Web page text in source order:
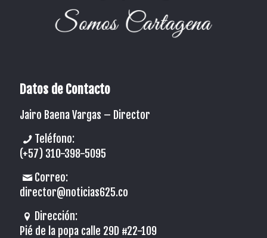
Datos de Contacto
Jairo Baena Vargas – Director
Teléfono:
(+57) 310-398-5095
Correo:
director@noticias625.co
Dirección:
Pié de la popa calle 29D #22-109